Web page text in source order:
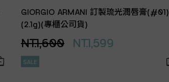
GIORGIO ARMANI 訂製琉光潤唇膏(#01)
(2.1g)(專櫃公司貨)
NT.1,600 NT.1,599
SALE